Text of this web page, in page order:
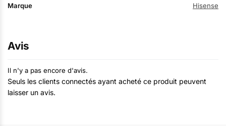
Marque Hisense
Avis
Il n'y a pas encore d'avis.
Seuls les clients connectés ayant acheté ce produit peuvent
laisser un avis.